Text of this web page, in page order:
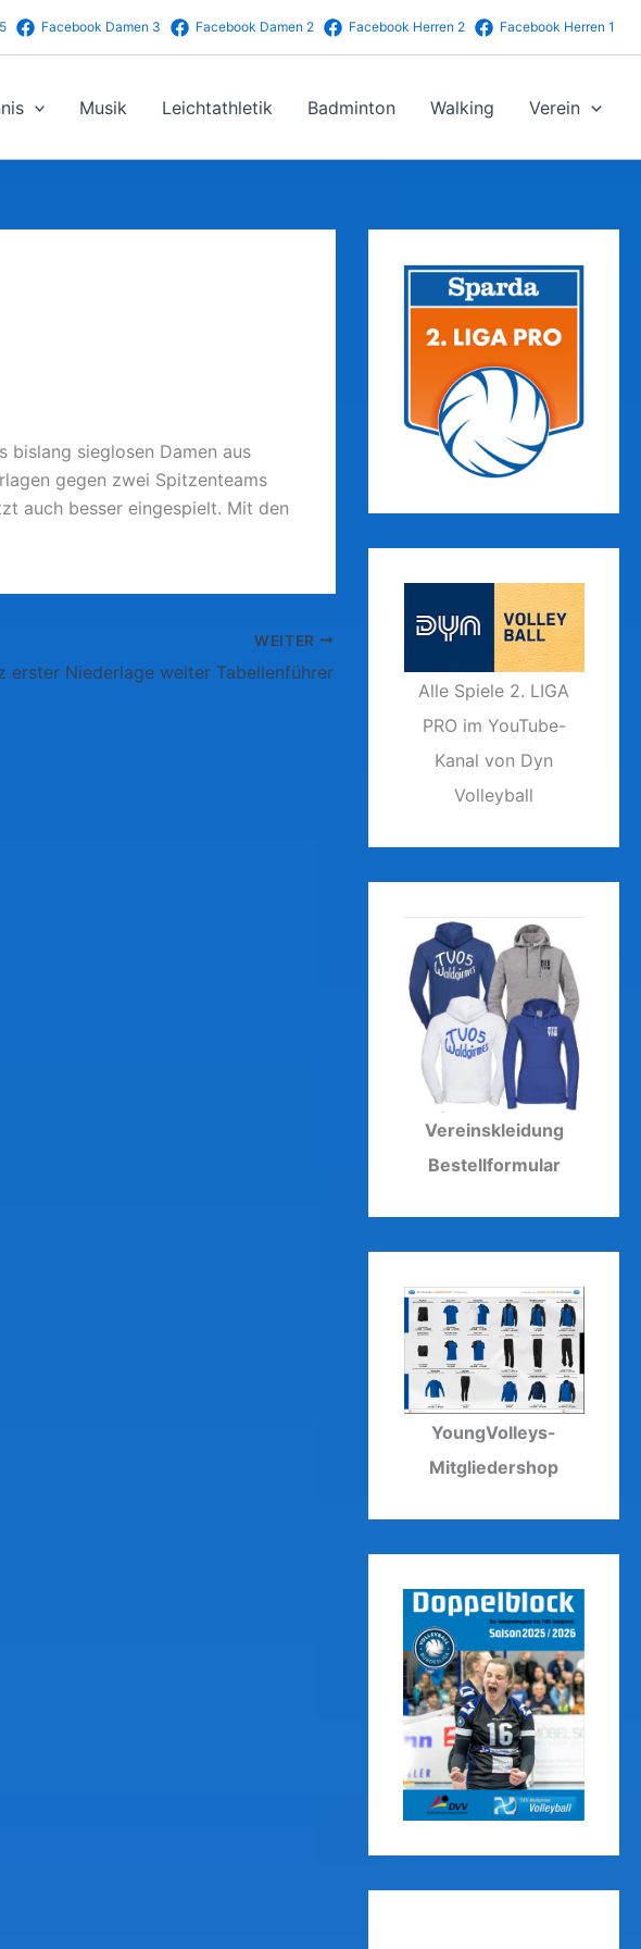
Facebook Damen 3 Facebook Damen 2 Facebook Herren 2 Facebook Herren 1
Musik Leichtathletik Badminton Walking Verein
bislang sieglosen Damen aus
gegen zwei Spitzenteams
auch besser eingespielt. Mit den
WEITER
erster Niederlage weiter Tabellenführer
Alle Spiele 2. LIGA
PRO im YouTube-
Kanal von Dyn
Volleyball
Vereinskleidung
Bestellformular
YoungVolleys-
Mitgliedershop